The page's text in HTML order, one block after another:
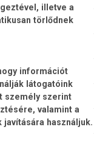
illetve a
törlődnek
információt
látogatóink
személy szerint
valamint a
használjuk.